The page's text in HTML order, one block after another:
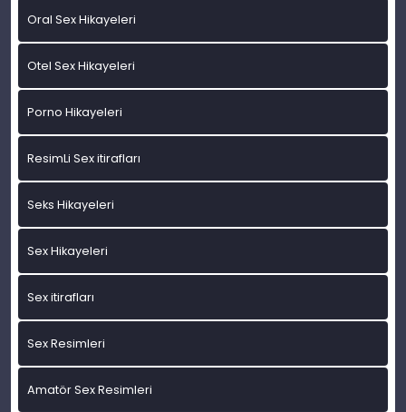
Oral Sex Hikayeleri
Otel Sex Hikayeleri
Porno Hikayeleri
ResimLi Sex itirafları
Seks Hikayeleri
Sex Hikayeleri
Sex itirafları
Sex Resimleri
Amatör Sex Resimleri